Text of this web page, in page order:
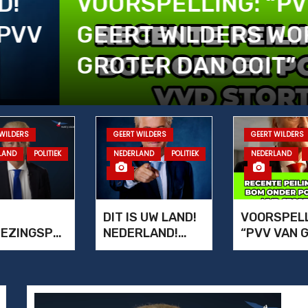
WILDERS WORDT
DAN OOIT”
POLITIEK
2025
GEERT WILDERS
NEDERLAND
POLITIEK
PVV
DIT IS UW LAND!
NEDERLAND!
VERKIEZINGSPR
GEERT WILDERS
NEDERLAND
PVV
“PVV VAN
WILDERS